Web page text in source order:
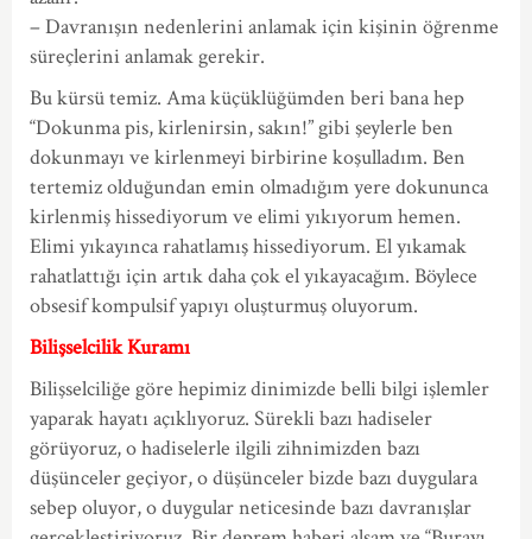
– Davranışın nedenlerini anlamak için kişinin öğrenme
süreçlerini anlamak gerekir.
Bu kürsü temiz. Ama küçüklüğümden beri bana hep
“Dokunma pis, kirlenirsin, sakın!” gibi şeylerle ben
dokunmayı ve kirlenmeyi birbirine koşulladım. Ben
tertemiz olduğundan emin olmadığım yere dokununca
kirlenmiş hissediyorum ve elimi yıkıyorum hemen.
Elimi yıkayınca rahatlamış hissediyorum. El yıkamak
rahatlattığı için artık daha çok el yıkayacağım. Böylece
obsesif kompulsif yapıyı oluşturmuş oluyorum.
Bilişselcilik Kuramı
Bilişselciliğe göre hepimiz dinimizde belli bilgi işlemler
yaparak hayatı açıklıyoruz. Sürekli bazı hadiseler
görüyoruz, o hadiselerle ilgili zihnimizden bazı
düşünceler geçiyor, o düşünceler bizde bazı duygulara
sebep oluyor, o duygular neticesinde bazı davranışlar